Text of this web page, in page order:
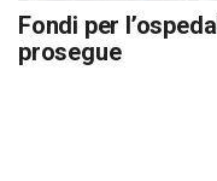
Fondi per
prosegue